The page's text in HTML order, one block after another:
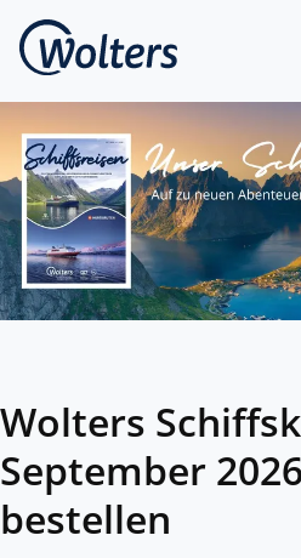
Wolters
September
bestellen